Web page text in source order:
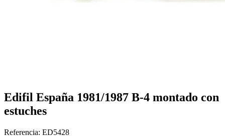
Edifil España 1981/1987 B-4 montado con
estuches
Referencia: ED5428